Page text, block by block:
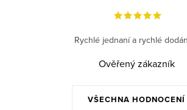
VŠECHNA HODNOCENÍ
Rychlé jednaní a rychlé
Ověřený zákazník